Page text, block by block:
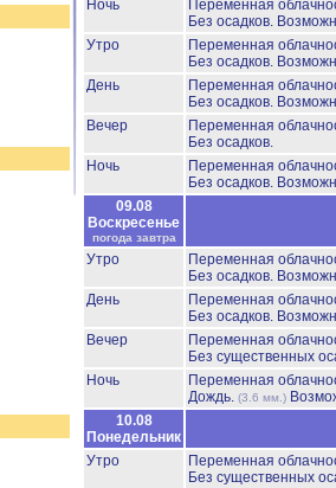
Ночь Переменная
Без осадков.
Утро
Переменная
Без осадков.
День
Переменная
Без осадков.
Вечер
Переменная
Без осадков.
Ночь
Переменная
Без осадков.
09.08
Воскресенье
погода завтра
Утро Переменная
Без осадков.
День
Переменная
Без осадков.
Вечер
Переменная
Без существенных
Ночь
Переменная
Дождь. (3.6 мм.)
10.08
Понедельник
Утро
Переменная
Без существенных